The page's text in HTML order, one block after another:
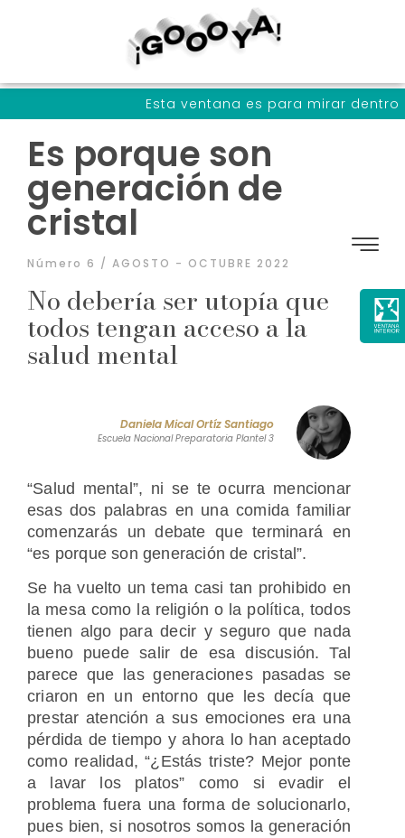
Esta ventana es para mirar dentro de
Es porque son
generación de
cristal
Número 6 / AGOSTO - OCTUBRE 2022
No debería ser utopía que
todos tengan acceso a la
salud mental
Daniela Mical Ortíz Santiago
Escuela Nacional Preparatoria Plantel 3
“Salud mental”, ni se te ocurra mencionar
esas dos palabras en una comida familiar
comenzarás un debate que terminará en
“es porque son generación de cristal”.
Se ha vuelto un tema casi tan prohibido en
la mesa como la religión o la política, todos
tienen algo para decir y seguro que nada
bueno puede salir de esa discusión. Tal
parece que las generaciones pasadas se
criaron en un entorno que les decía que
prestar atención a sus emociones era una
pérdida de tiempo y ahora lo han aceptado
como realidad, “¿Estás triste? Mejor ponte
a lavar los platos” como si evadir el
problema fuera una forma de solucionarlo,
pues bien, si nosotros somos la generación